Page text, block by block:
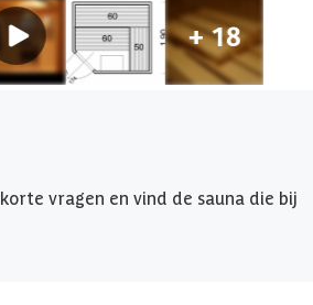
vragen en vind de sauna die bij